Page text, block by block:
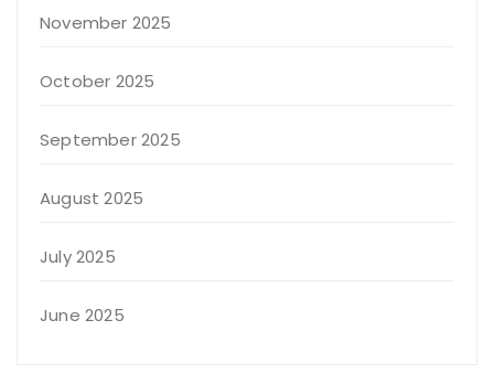
November 2025
October 2025
September 2025
August 2025
July 2025
June 2025